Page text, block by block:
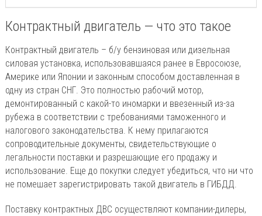
Контрактный двигатель — что это такое
Контрактный двигатель – б/у бензиновая или дизельная
силовая установка, использовавшаяся ранее в Евросоюзе,
Америке или Японии и законным способом доставленная в
одну из стран СНГ. Это полностью рабочий мотор,
демонтированный с какой-то иномарки и ввезенный из-за
рубежа в соответствии с требованиями таможенного и
налогового законодательства. К нему прилагаются
сопроводительные документы, свидетельствующие о
легальности поставки и разрешающие его продажу и
использование. Еще до покупки следует убедиться, что ни что
не помешает зарегистрировать такой двигатель в ГИБДД.
Поставку контрактных ДВС осуществляют компании-дилеры,